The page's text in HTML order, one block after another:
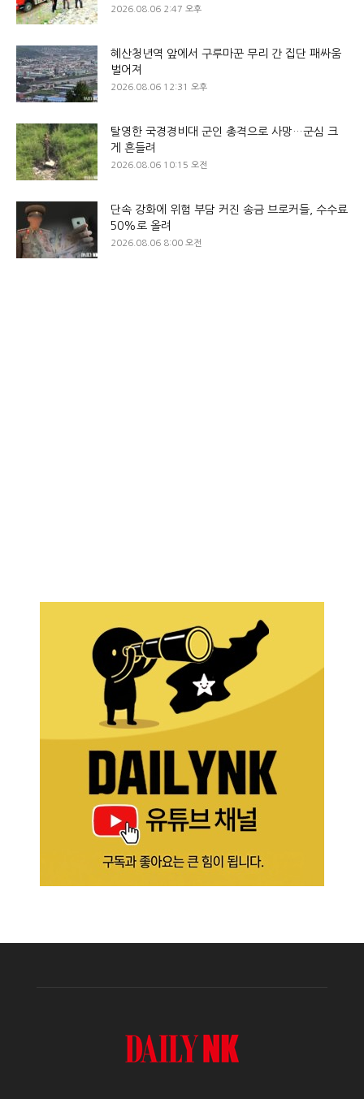
2026.08.06 2:47 오후
혜산청년역 앞에서 구루마꾼 무리 간 집단 패싸움
벌어져
2026.08.06 12:31 오후
탈영한 국경경비대 군인 총격으로 사망…군심 크
게 흔들려
2026.08.06 10:15 오전
단속 강화에 위험 부담 커진 송금 브로커들, 수수료
50%로 올려
2026.08.06 8:00 오전